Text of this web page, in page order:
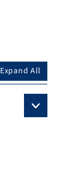
Expand All